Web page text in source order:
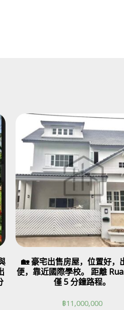
🏡 豪宅出售房屋，位置好，
便，靠近國際學校。 距離
僅 5 分鐘路程。
฿11,000,000